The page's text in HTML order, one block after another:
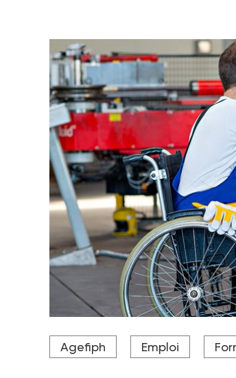
Doublement touché par le
lui imposer le gouvernement pour
Agefiph Emploi